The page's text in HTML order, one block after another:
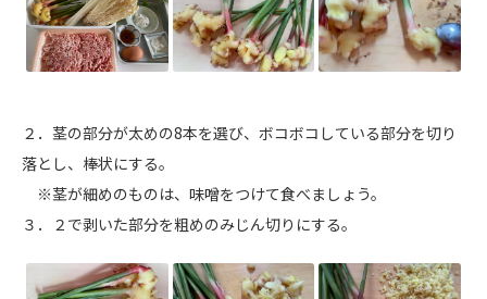
２．茎の部分が太めの8本を選び、ボコボコしている部分を切り
落とし、棒状にする。
※茎が細めのものは、味噌をつけて食べましょう。
３．２で剥いた部分を粗めのみじん切りにする。